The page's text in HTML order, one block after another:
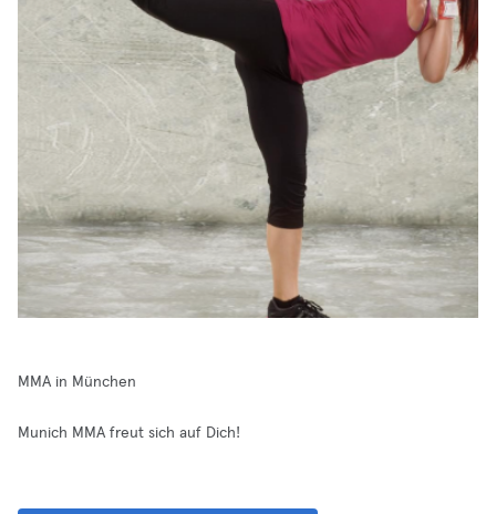
MMA in München
Munich MMA freut sich auf Dich!